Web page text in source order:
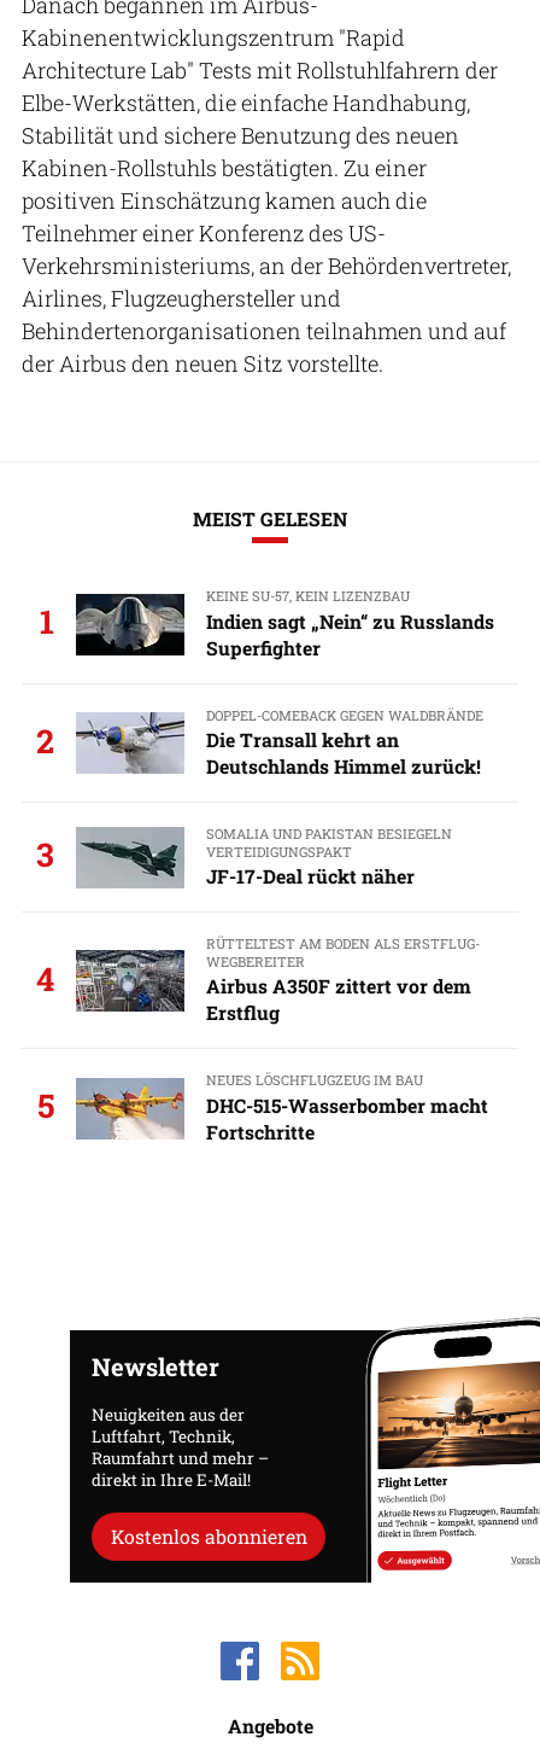
Kabinenentwicklungszentrum "Rapid
Architecture Lab" Tests mit Rollstuhlfahrern der
Elbe-Werkstätten, die einfache Handhabung,
Stabilität und sichere Benutzung des neuen
Kabinen-Rollstuhls bestätigten. Zu einer
positiven Einschätzung kamen auch die
Teilnehmer einer Konferenz des US-
Verkehrsministeriums, an der Behördenvertreter,
Airlines, Flugzeughersteller und
Behindertenorganisationen teilnahmen und auf
der Airbus den neuen Sitz vorstellte.
MEIST GELESEN
1
KEINE SU-57, KEIN LIZENZBAU
Indien sagt „Nein“ zu Russlands
Superfighter
2
DOPPEL-COMEBACK GEGEN WALDBRÄNDE
Die Transall kehrt an
Deutschlands Himmel zurück!
3
SOMALIA UND PAKISTAN BESIEGELN
VERTEIDIGUNGSPAKT
JF-17-Deal rückt näher
4
RÜTTELTEST AM BODEN ALS ERSTFLUG-
WEGBEREITER
Airbus A350F zittert vor dem
Erstflug
5
NEUES LÖSCHFLUGZEUG IM BAU
DHC-515-Wasserbomber macht
Fortschritte
Newsletter
Neuigkeiten aus der
Luftfahrt, Technik,
Raumfahrt und mehr –
direkt in Ihre E-Mail!
Kostenlos abonnieren
Angebote